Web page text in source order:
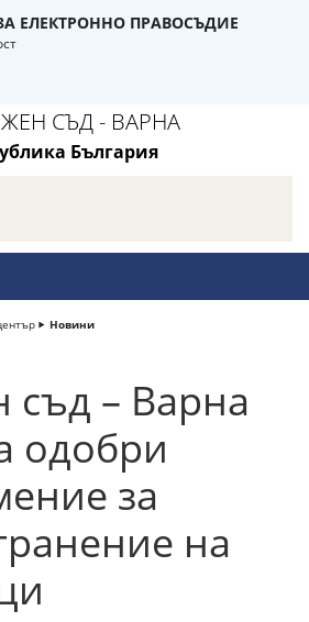
ЕЛЕКТРОННО ПРАВОСЪДИЕ
СЪД - ВАРНА
България
Новини
– Варна
одобри
за
на